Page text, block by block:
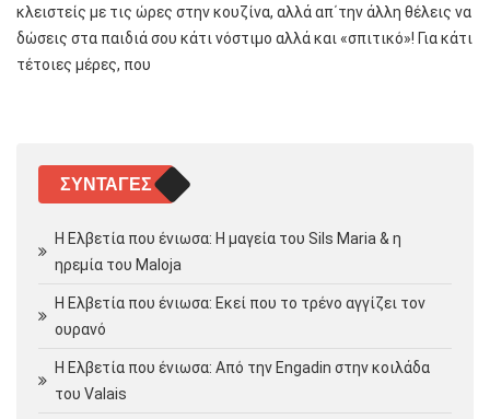
κλειστείς με τις ώρες στην κουζίνα, αλλά απ΄την άλλη θέλεις να
δώσεις στα παιδιά σου κάτι νόστιμο αλλά και «σπιτικό»! Για κάτι
τέτοιες μέρες, που
ΣΥΝΤΑΓΈΣ
Η Ελβετία που ένιωσα: Η μαγεία του Sils Maria & η
ηρεμία του Maloja
Η Ελβετία που ένιωσα: Εκεί που το τρένο αγγίζει τον
ουρανό
Η Ελβετία που ένιωσα: Από την Engadin στην κοιλάδα
του Valais